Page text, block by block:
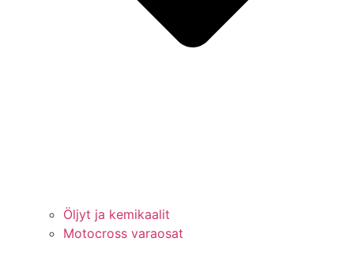
Öljyt ja kemikaalit
Motocross varaosat